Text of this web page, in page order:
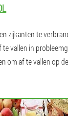
zijkanten te
vallen in
om af te vallen op